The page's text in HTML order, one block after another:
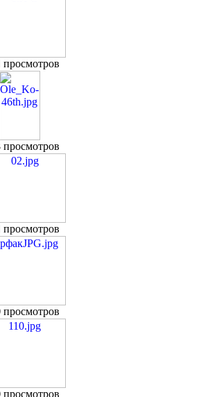
просмотров
просмотров
просмотров
просмотров
просмотров